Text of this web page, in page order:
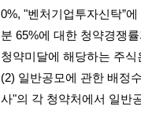
0%, "벤처기업투자신탁”에
분 65%에 대한 청약경쟁
청약미달에 해당하는 주
(2) 일반공모에 관한 배정
사"의 각 청약처에서 일반